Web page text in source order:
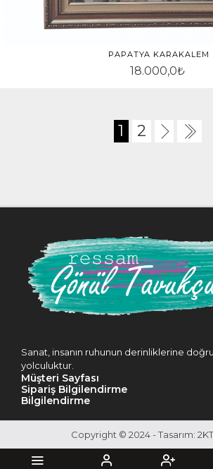
PAPATYA KARAKALEM
18.000,0₺
1 2
Sanat, insanın ruhunun derinliklerine
yolculuktur.
Müşteri Sayfası
Sipariş Bilgilendirme
Bilgilendirme
Copyright © 2024 - Tasarım: